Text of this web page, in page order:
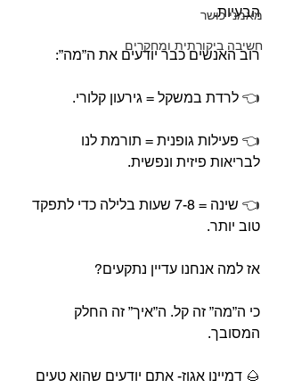
מאמני כושר
חשיבה ביקורתית ומחקרים
הבעיות.⁣
⁣רוב האנשים כבר יודעים את ה”מה”:⁣
⁣👈 לרדת במשקל = גירעון קלורי.⁣
👈 פעילות גופנית = תורמת לנו
לבריאות פיזית ונפשית.⁣
👈 שינה = 7-8 שעות בלילה כדי לתפקד
טוב יותר.
⁣אז למה אנחנו עדיין נתקעים?⁣
⁣כי ה”מה” זה קל. ה”איך” זה החלק
המסובך.
⁣🌰 דמיינו אגוז- אתם יודעים שהוא טעים